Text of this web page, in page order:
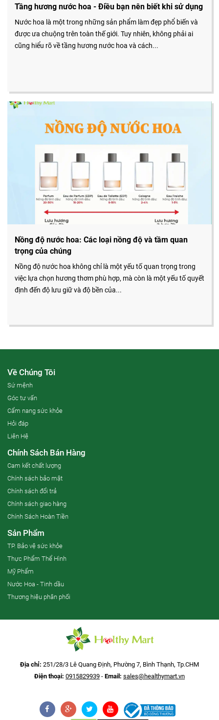
Tầng hương nước hoa - Điều bạn nên biết khi sử dụng
Nước hoa là một trong những sản phẩm làm đẹp phổ biến và
được ưa chuộng trên toàn thế giới. Tuy nhiên, không phải ai
cũng hiểu rõ về tầng hương nước hoa và cách...
Nồng độ nước hoa: Các loại nồng độ và tầm quan
trọng của chúng
Nồng độ nước hoa không chỉ là một yếu tố quan trọng trong
việc lựa chọn hương thơm phù hợp, mà còn là một yếu tố quyết
định đến độ lưu giữ và độ bền của...
Về Chúng Tôi
Sứ mệnh
Góc tư vấn
Cẩm nang sức khỏe
Hỏi đáp
Liên Hệ
Chính Sách Bán Hàng
Cam kết chất lượng
Chính sách bảo mật
Chính sách đổi trả
Chính sách giao hàng
Chính Sách Hoàn Tiền
Sản Phẩm
TP. Bảo vệ sức khỏe
Thực Phẩm Thể Hình
Mỹ Phẩm
Nước Hoa - Tinh dầu
Thương hiệu phân phối
Địa chỉ: 251/28/3 Lê Quang Định, Phường 7, Bình Thạnh, Tp.CHM
Điện thoại: 0915829939 - Email: sales@healthymart.vn